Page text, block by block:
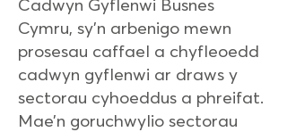
Cadwyn Gyflenwi Busnes
Cymru, sy’n arbenigo mewn
prosesau caffael a chyfleoedd
cadwyn gyflenwi ar draws y
sectorau cyhoeddus a phreifat.
Mae’n goruchwylio sectorau